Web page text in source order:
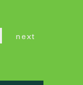
next